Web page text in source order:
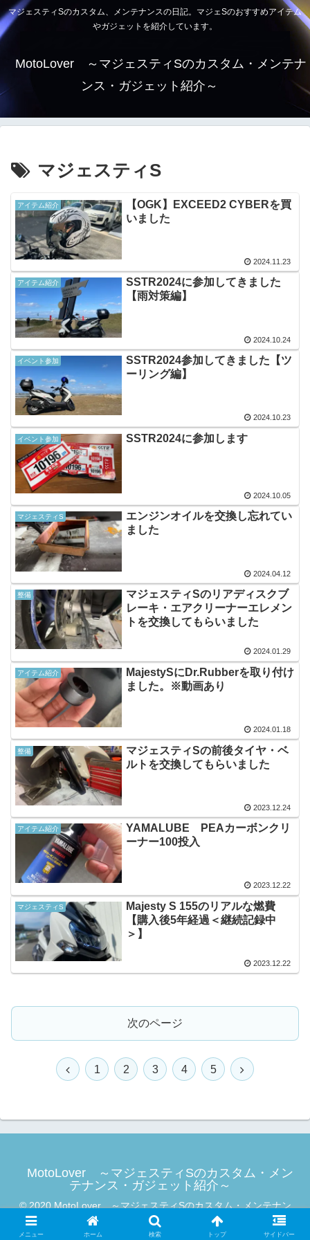
マジェスティSのカスタム、メンテナンスの日記。マジェSのおすすめアイテム
やガジェットを紹介しています。
MotoLover ～マジェスティSのカスタム・メンテナ
ンス・ガジェット紹介～
マジェスティS
アイテム紹介
【OGK】EXCEED2 CYBERを買
いました
2024.11.23
アイテム紹介
SSTR2024に参加してきました
【雨対策編】
2024.10.24
イベント参加
SSTR2024参加してきました【ツ
ーリング編】
2024.10.23
イベント参加 SSTR2024に参加します
2024.10.05
マジェスティS
エンジンオイルを交換し忘れてい
ました
2024.04.12
整備
マジェスティSのリアディスクブ
レーキ・エアクリーナーエレメン
トを交換してもらいました
2024.01.29
アイテム紹介
MajestySにDr.Rubberを取り付け
ました。※動画あり
2024.01.18
整備
マジェスティSの前後タイヤ・ベ
ルトを交換してもらいました
2023.12.24
アイテム紹介
YAMALUBE PEAカーボンクリ
ーナー100投入
2023.12.22
マジェスティS
Majesty S 155のリアルな燃費
【購入後5年経過＜継続記録中
＞】
2023.12.22
次のページ
前
1 2 3 4 5
次
MotoLover ～マジェスティSのカスタム・メン
テナンス・ガジェット紹介～
© 2020 MotoLover ～マジェスティSのカスタム・メンテナン
ス・ガジェット紹介～.
メニュー ホーム 検索 トップ サイドバー